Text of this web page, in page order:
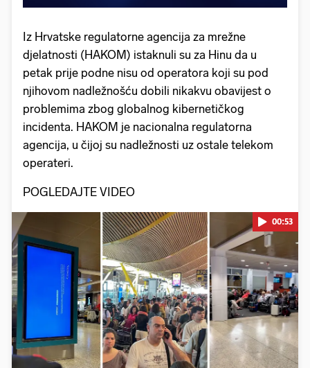
Iz Hrvatske regulatorne agencija za mrežne
djelatnosti (HAKOM) istaknuli su za Hinu da u
petak prije podne nisu od operatora koji su pod
njihovom nadležnošću dobili nikakvu obavijest o
problemima zbog globalnog kibernetičkog
incidenta. HAKOM je nacionalna regulatorna
agencija, u čijoj su nadležnosti uz ostale telekom
operateri.
POGLEDAJTE VIDEO
Pokretanje videa...
00:53